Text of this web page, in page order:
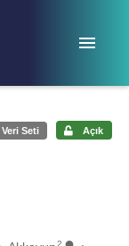
Veri Seti Açık
2